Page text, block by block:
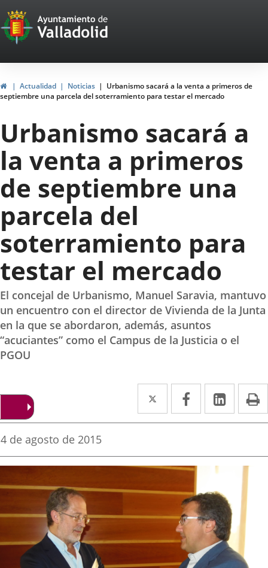
Portal
Web
del
Ayuntamiento
de
Valladolid
HomeActualidad Noticias
Urbanismo sacará a la venta a primeros de
septiembre una parcela del soterramiento para testar el mercado
Urbanismo sacará a
la venta a primeros
de septiembre una
parcela del
soterramiento para
testar el mercado
El concejal de Urbanismo, Manuel Saravia, mantuvo
un encuentro con el director de Vivienda de la Junta
en la que se abordaron, además, asuntos
“acuciantes” como el Campus de la Justicia o el
PGOU
Twitter
Enlace
a
aplicación
externa.
Facebook
Enlace
a
aplicación
externa.
Enlace
a
Fecha
la
4 de agosto de 2015